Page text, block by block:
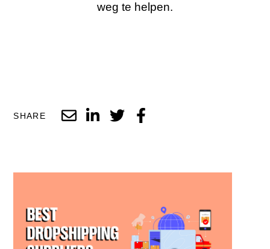
weg te helpen.
SHARE